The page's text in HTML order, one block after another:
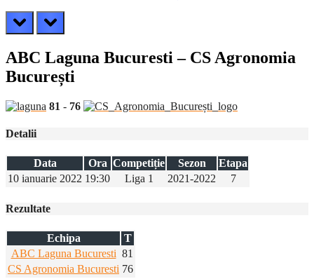
prev next
ABC Laguna Bucuresti – CS Agronomia
București
81 - 76
Detalii
Data Ora Competiție Sezon
Etapa
10 ianuarie 2022 19:30 Liga 1 2021-2022 7
Rezultate
Echipa
T
ABC Laguna Bucuresti 81
CS Agronomia Bucuresti 76